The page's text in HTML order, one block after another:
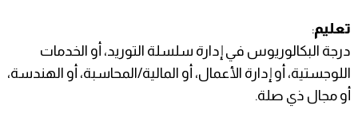
تعليم:
درجة البكالوريوس في إدارة سلسلة التوريد، أو الخدمات
اللوجستية، أو إدارة الأعمال، أو المالية/المحاسبة، أو الهندسة،
أو مجال ذي صلة.